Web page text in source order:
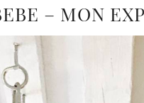
– MON